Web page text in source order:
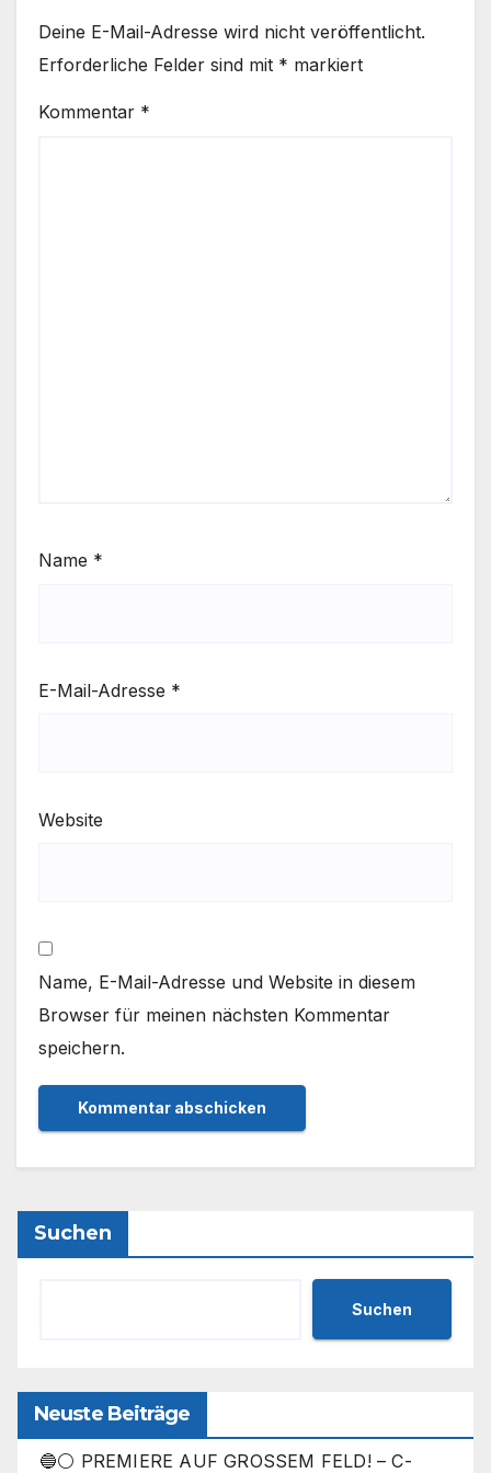
Deine E-Mail-Adresse wird nicht veröffentlicht.
Erforderliche Felder sind mit * markiert
Kommentar *
Name *
E-Mail-Adresse *
Website
Name, E-Mail-Adresse und Website in diesem
Browser für meinen nächsten Kommentar
speichern.
Suchen
Suchen
Neuste Beiträge
🔵⚪ PREMIERE AUF GROSSEM FELD! – C-